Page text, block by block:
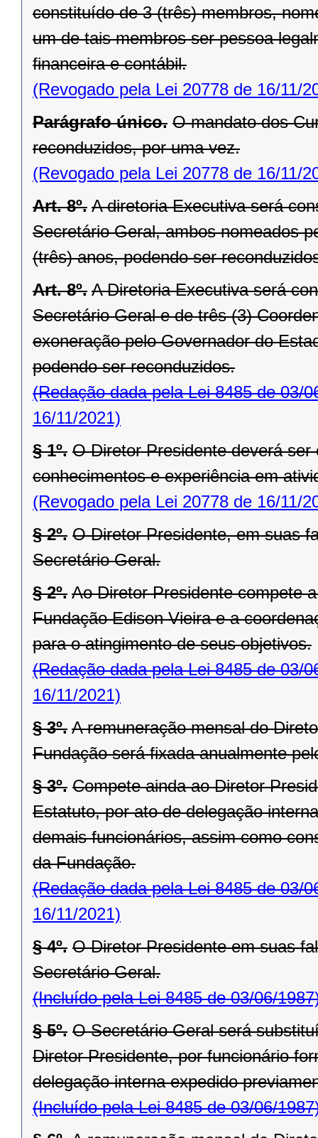
constituído de 3 (três) membros,
um de tais membros ser pessoa
financeira e contábil.
(Revogado pela Lei 20778 de 16/11/
Parágrafo único. O mandato dos
reconduzidos, por uma vez.
(Revogado pela Lei 20778 de 16/11/
Art. 8º. A diretoria Executiva será
Secretário Geral, ambos nomeados
(três) anos, podendo ser
Art. 8º. A Diretoria Executiva será
Secretário Ge­ral e de três (3)
exoneração pelo Governador do
podendo ser reconduzidos.
(Redação dada pela Lei 8485 de 03/
16/11/2021)
§ 1º. O Diretor Presidente deverá
conhecimentos e experiência em
(Revogado pela Lei 20778 de 16/11/
§ 2º. O Diretor Presidente, em suas
Secretário Geral.
§ 2º. Ao Diretor Presidente compete
Fundação Edison Vieira e a
para o atingimento de seus objetivos.
(Redação dada pela Lei 8485 de 03/
16/11/2021)
§ 3º. A remuneração mensal do
Fundação será fixada anualmente
§ 3º. Compete ainda ao Diretor
Estatuto, por ato de delegação
demais funcionários, assim como
da Fun­dação.
(Redação dada pela Lei 8485 de 03/
16/11/2021)
§ 4º. O Diretor Presidente em suas
Secretário Geral.
(Incluído pela Lei 8485 de 03/06/
§ 5º. O Secretário Geral será
Diretor Presi­dente, por funcionário
delegação interna expedido
(Incluído pela Lei 8485 de 03/06/